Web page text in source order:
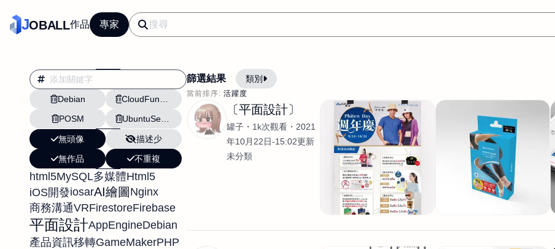
JOBALL作品 專家
Debian
POSM
無頭像
描述少
無作品
不重複
html5MySQL多媒體Html5
iOS開發iosarAI繪圖 Nginx
商務溝通VRFirestoreFirebase
平面設計AppEngineDebian
產品資訊移轉GameMakerPHP
篩選結果 類別
當前排序: 活躍度
翻譯 文案 AI 網頁設計 軟體開發 網站架設網頁製
影片剪輯
平面設計 平面設計師 AI影片製作 P圖改圖修圖 廣告操作
設計插畫
pt副業 程式 商業攝影 廣告行銷服務 室內設計 網站開發
網站設計與架設
WordPress網站架設與網站維護救援 網頁製作
影像設計 視覺設計 自我介紹 業務外包 設計建
電商自媒體平面設計 長篇文案短 長篇文案
〔平面設計〕
罐子 1k次觀看
2021
年10月22日-15:02更新
未分類